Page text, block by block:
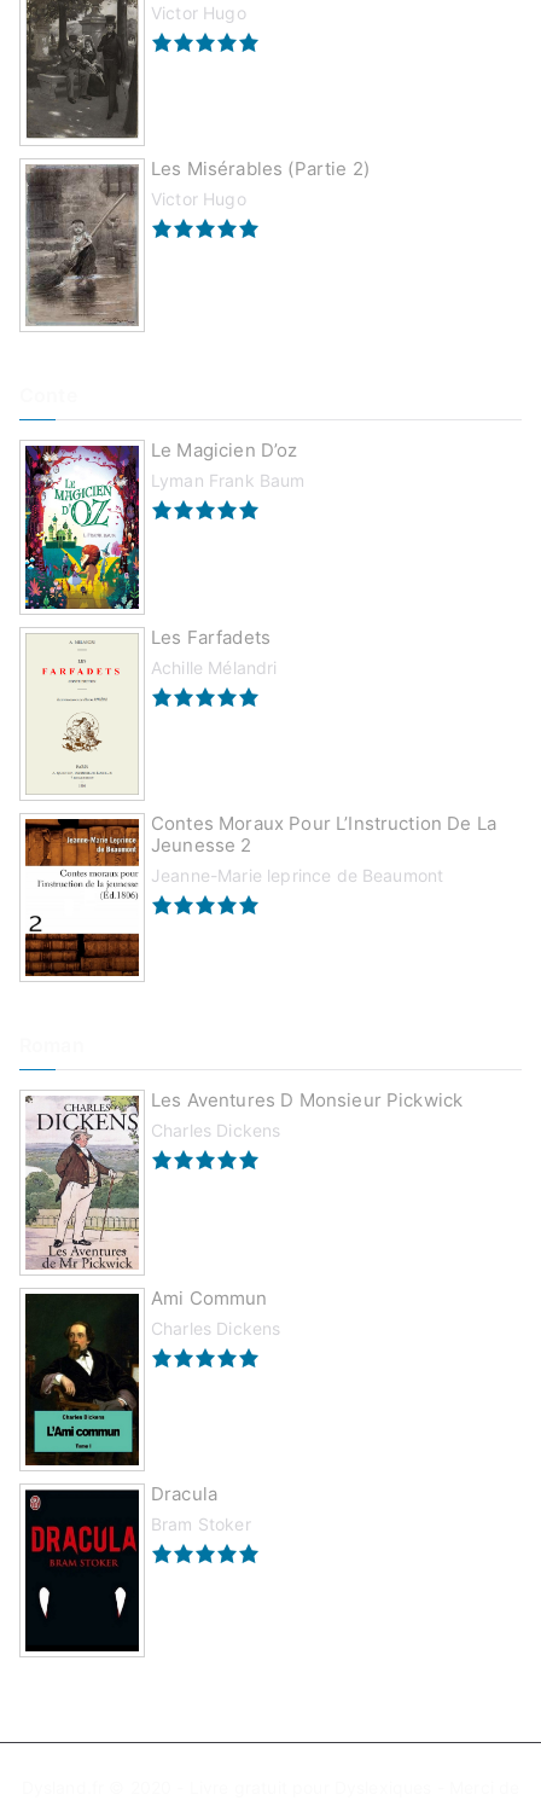
Victor Hugo
Les Misérables (partie 2)
Victor Hugo
Le Magicien D’oz
Lyman Frank Baum
Les Farfadets
Achille Mélandri
Contes Moraux Pour L’Instruction De La
Jeunesse 2
Jeanne-Marie leprince de Beaumont
Les Aventures D Monsieur Pickwick
Charles Dickens
Ami Commun
Charles Dickens
Dracula
Bram Stoker